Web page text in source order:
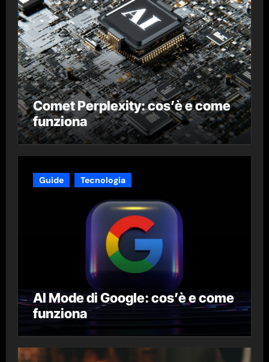
Comet Perplexity: cos’è e come
funziona
Guide Tecnologia
AI Mode di Google: cos’è e come
funziona